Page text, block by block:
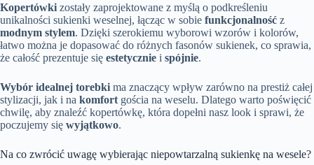
Kopertówki zostały zaprojektowane z myślą o podkreśleniu
unikalności sukienki weselnej, łącząc w sobie funkcjonalność z
modnym stylem. Dzięki szerokiemu wyborowi wzorów i kolorów,
łatwo można je dopasować do różnych fasonów sukienek, co sprawia,
że całość prezentuje się estetycznie i spójnie.
Wybór idealnej torebki ma znaczący wpływ zarówno na prestiż całej
stylizacji, jak i na komfort gościa na weselu. Dlatego warto poświęcić
chwilę, aby znaleźć kopertówkę, która dopełni nasz look i sprawi, że
poczujemy się wyjątkowo.
Na co zwrócić uwagę wybierając niepowtarzalną sukienkę na wesele?